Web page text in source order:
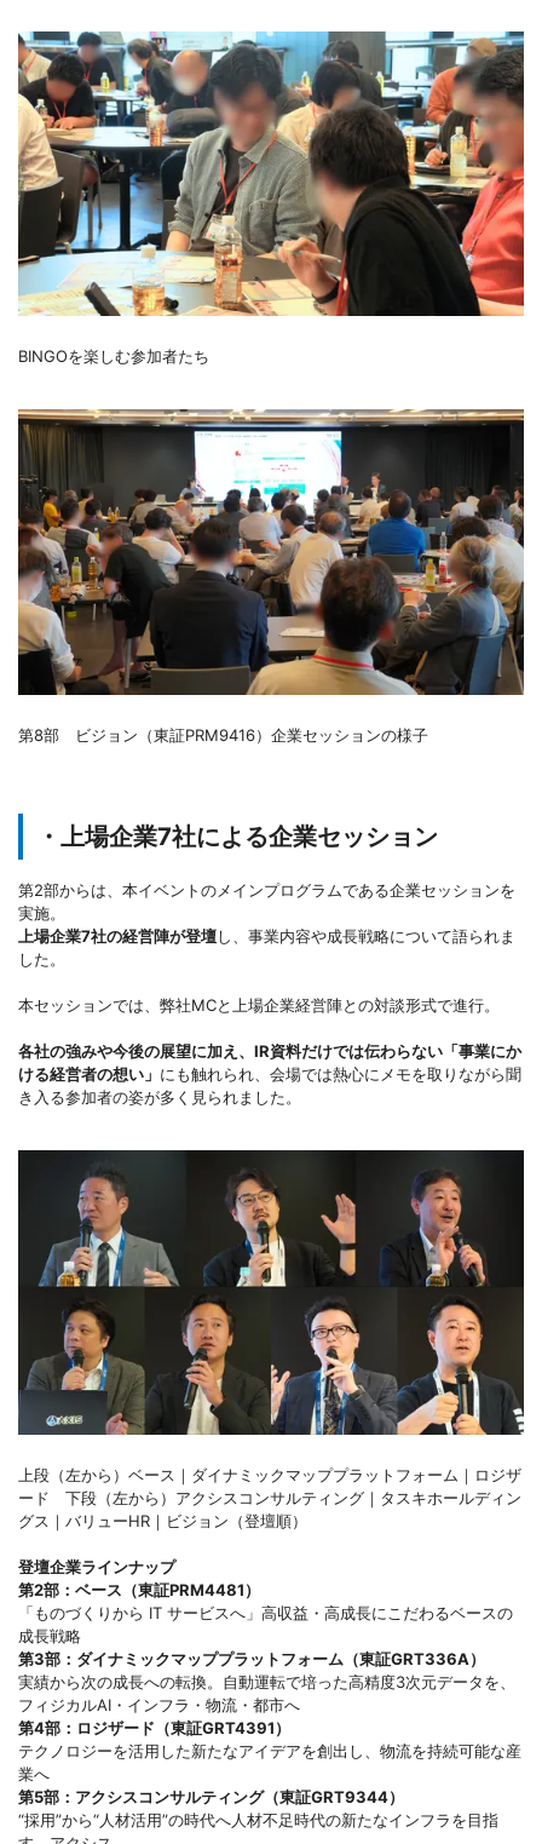
BINGOを楽しむ参加者たち
第8部 ビジョン（東証PRM9416）企業セッションの様子
・上場企業7社による企業セッション
第2部からは、本イベントのメインプログラムである企業セッションを
実施。
上場企業7社の経営陣が登壇し、事業内容や成長戦略について語られま
した。
本セッションでは、弊社MCと上場企業経営陣との対談形式で進行。
各社の強みや今後の展望に加え、IR資料だけでは伝わらない「事業にか
ける経営者の想い」 にも触れられ、会場では熱心にメモを取りながら聞
き入る参加者の姿が多く見られました。
上段（左から）ベース｜ダイナミックマッププラットフォーム｜ロジザ
ード 下段（左から）アクシスコンサルティング｜タスキホールディン
グス｜バリューHR｜ビジョン（登壇順）
登壇企業ラインナップ
第2部：ベース（東証PRM4481）
「ものづくりから IT サービスへ」高収益・高成長にこだわるベースの
成長戦略
第3部：ダイナミックマッププラットフォーム（東証GRT336A）
実績から次の成長への転換。自動運転で培った高精度3次元データを、
フィジカルAI・インフラ・物流・都市へ
第4部：ロジザード（東証GRT4391）
テクノロジーを活用した新たなアイデアを創出し、物流を持続可能な産
業へ
第5部：アクシスコンサルティング（東証GRT9344）
“採用”から“人材活用”の時代へ人材不足時代の新たなインフラを目指